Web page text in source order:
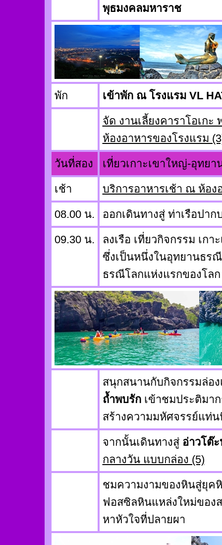
พุธมงคลมหาราช
พัก เข้าพัก ณ โรงแรม VL
จัด งานเลี้ยงคาราโอเก
ห้องอาหารของโรงแรม
วันที่สอง เที่ยวเกาะเขาใหญ่-อุทย
เช้า บริการอาหารเช้า ณ ห้อง
08.00 น. ออกเดินทางสู่ ท่าเรือปาก
09.30 น.
ลงเรือ เที่ยวกิจกรรม เก
ซึ่งเป็นหนึ่งในอุทยานธร
ธรณีโลกแห่งแรกของโลก
สนุกสนานกับกิจกรรมล่อ
ถ้ำพบรักเข้าชมประติมา
สร้างความมหัศจรรย์แท่
จากนั้นเดินทางสู่ อ่าวโต๊
กลางวัน แบบกล่อง (5)
ชมความงามของหินสู่ยุค
ฟอสซิลหินแหล่งใหม่ของ
หาหัวใจที่ปลายผา